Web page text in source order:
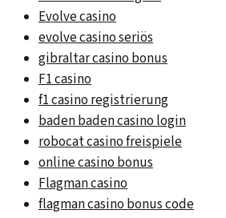
Evolve casino
evolve casino seriös
gibraltar casino bonus
F1 casino
f1 casino registrierung
baden baden casino login
robocat casino freispiele
online casino bonus
Flagman casino
flagman casino bonus code